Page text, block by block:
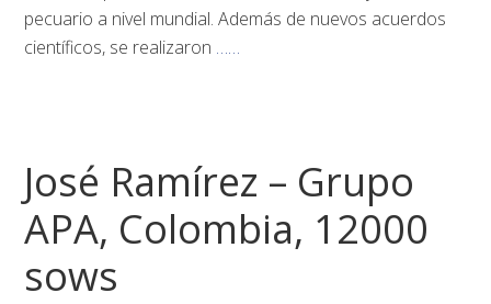
pecuario a nivel mundial. Además de nuevos acuerdos
científicos, se realizaron ……
José Ramírez – Grupo
APA, Colombia, 12000
sows